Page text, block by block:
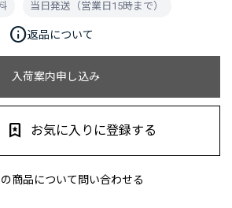
入荷案内申し込み
の商品について問い合わせる
お気に入りに登録する
当日発送（営業日15時まで）
info返品について